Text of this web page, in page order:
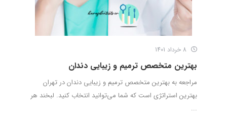
بهترین متخصص ترمیم و زیبایی دندان
مراجعه به بهترین متخصص ترمیم و زیبایی دندان در تهران
بهترین استراتژی است که شما می‌توانید انتخاب کنید. لبخند هر
...